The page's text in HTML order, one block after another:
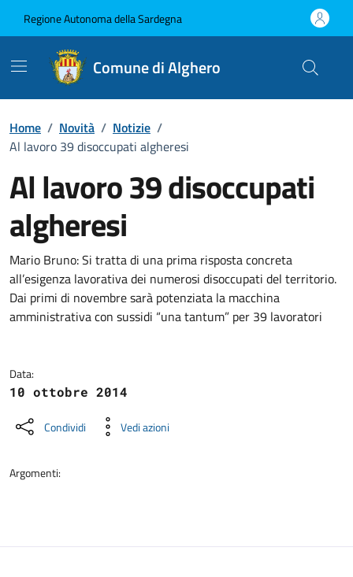
Regione Autonoma della Sardegna
Comune di Alghero
Home / Novità / Notizie /
Al lavoro 39 disoccupati algheresi
Al lavoro 39 disoccupati
algheresi
Dettagli della notizia
Mario Bruno: Si tratta di una prima risposta concreta
all’esigenza lavorativa dei numerosi disoccupati del territorio.
Dai primi di novembre sarà potenziata la macchina
amministrativa con sussidi “una tantum” per 39 lavoratori
Data:
10 ottobre 2014
Condividi Vedi azioni
Argomenti: